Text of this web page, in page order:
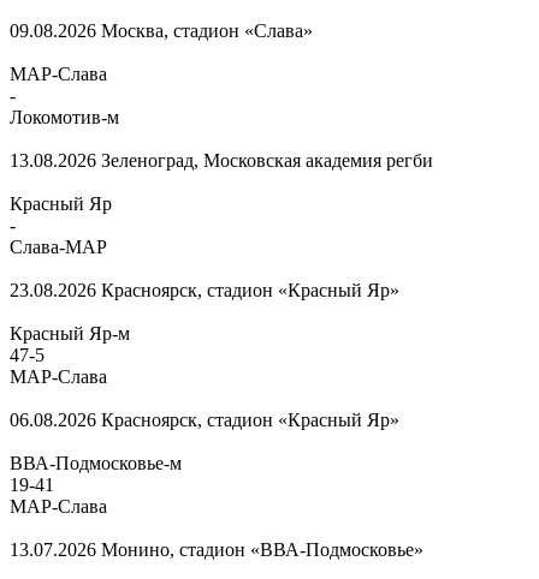
09.08.2026 Москва, стадион «Слава»
МАР-Слава
-
Локомотив-м
13.08.2026 Зеленоград, Московская академия регби
Красный Яр
-
Слава-МАР
23.08.2026 Красноярск, стадион «Красный Яр»
Красный Яр-м
47-5
МАР-Слава
06.08.2026 Красноярск, стадион «Красный Яр»
ВВА-Подмосковье-м
19-41
МАР-Слава
13.07.2026 Монино, стадион «ВВА-Подмосковье»